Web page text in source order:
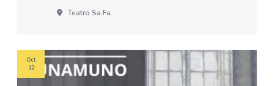
Teatro Sa.fa.
Oct
12